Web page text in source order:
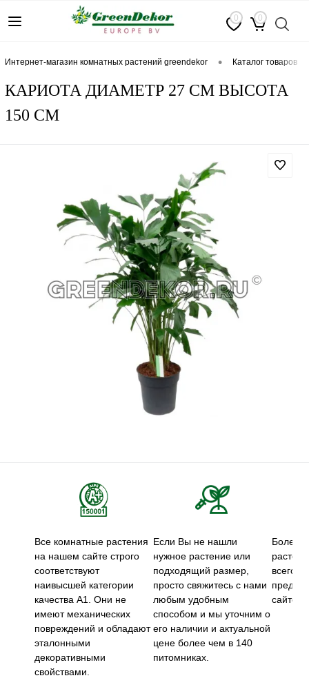
0 0
интернет-магазин комнатных растений greendekor • каталог товаров
КАРИОТА ДИАМЕТР 27 СМ ВЫСОТА
150 СМ
Все комнатные растения
на нашем сайте строго
соответствуют
наивысшей категории
качества А1. Они не
имеют механических
повреждений и обладают
эталонными
декоративными
свойствами.
Если Вы не нашли
нужное растение или
подходящий размер,
просто свяжитесь с нами
любым удобным
способом и мы уточним о
его наличии и актуальной
цене более чем в 140
питомниках.
Более
всего
сайте.